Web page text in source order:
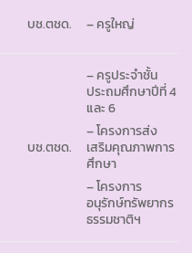
บช.ตชด. – ครูใหญ่
บช.ตชด.
– ครูประจำชั้น
ประถมศึกษาปีที่ 4
และ 6
– โครงการส่ง
เสริมคุณภาพการ
ศึกษา
– โครงการ
อนุรักษ์ทรัพยากร
ธรรมชาติฯ